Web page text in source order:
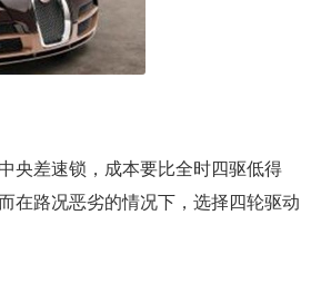
央差速锁，成本要比全时四驱低得
在路况恶劣的情况下，选择四轮驱动